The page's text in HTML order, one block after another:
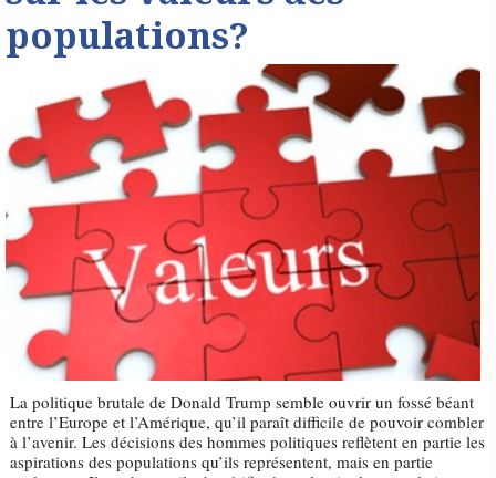
populations?
La politique brutale de Donald Trump semble ouvrir un fossé béant
entre l’Europe et l’Amérique, qu’il paraît difficile de pouvoir combler
à l’avenir. Les décisions des hommes politiques reflètent en partie les
aspirations des populations qu’ils représentent, mais en partie